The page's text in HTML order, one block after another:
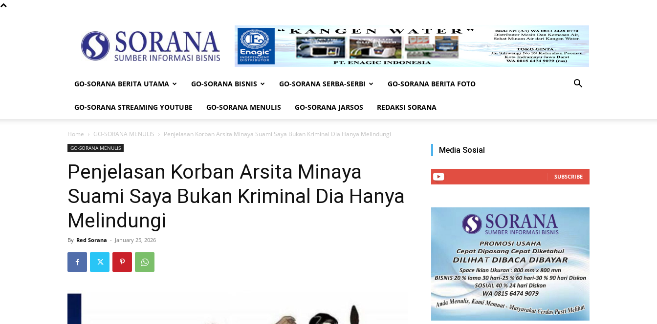
Sorana
GO-SORANA BERITA UTAMA GO-SORANA BISNIS GO-SORANA SERBA-SERBI GO-SORANA BERITA FOTO
GO-SORANA STREAMING YOUTUBE GO-SORANA MENULIS GO-SORANA JARSOS REDAKSI SORANA
Home GO-SORANA MENULIS Penjelasan Korban Arsita Minaya Suami Saya Bukan Kriminal Dia Hanya Melindungi
GO-SORANA MENULIS
Penjelasan Korban Arsita Minaya
Suami Saya Bukan Kriminal Dia Hanya
Melindungi
By Red Sorana - January 25, 2026
Media Sosial
SUBSCRIBE